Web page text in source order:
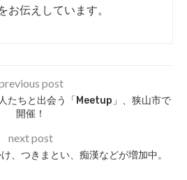
お伝えしています。
post
たちと出会う「Meetup」、狭山市で
開催！
next post
、つきまとい、痴漢などが増加中。